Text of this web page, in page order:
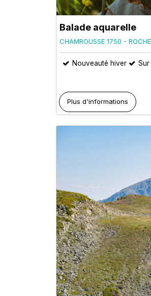
Balade aquarelle
CHAMROUSSE 1750 -
Nouveauté hiver
Plus d'informations